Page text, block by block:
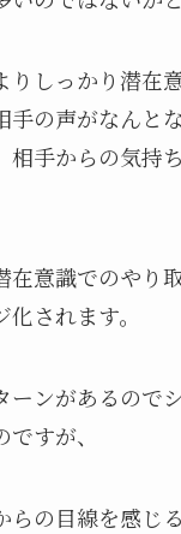
りしっかり潜在
手の声がなんと
相手からの気持
在意識でのやり
されます。
ーンがあるので
すが、
らの目線を感じ